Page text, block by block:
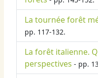
La tournée forêt
pp. 117-132.
La forêt italienne.
perspectives - pp.